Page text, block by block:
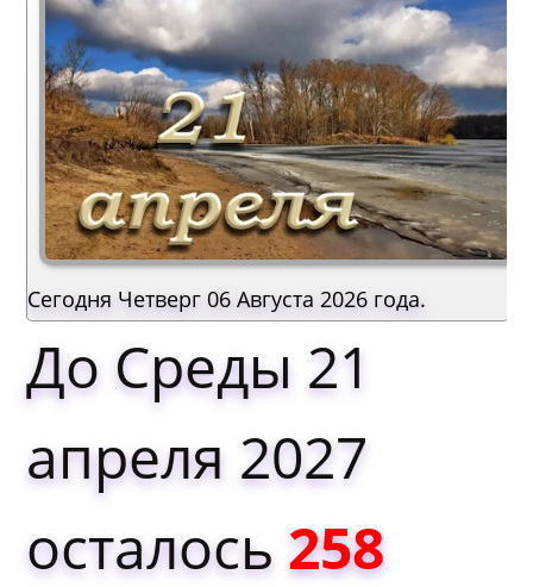
Сегодня Четверг 06 Августа 2026 года.
До Среды 21
апреля 2027
осталось 258